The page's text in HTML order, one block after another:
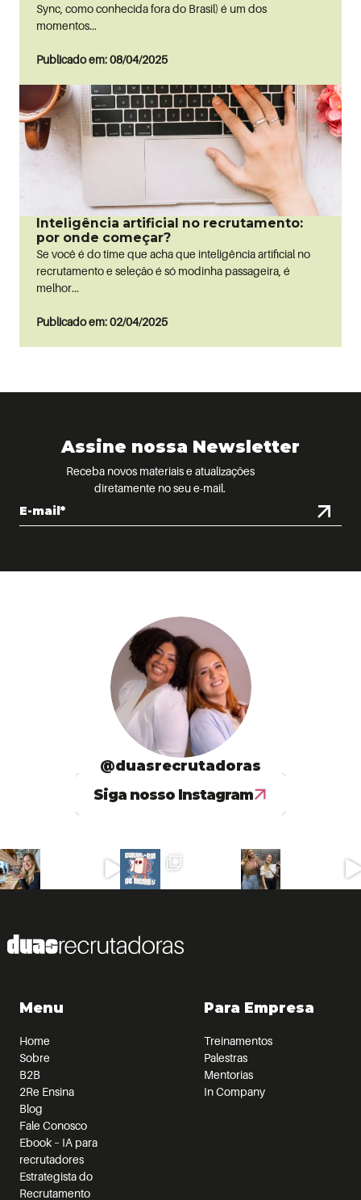
Sync, como conhecida fora do Brasil) é um dos
momentos...
Publicado em: 08/04/2025
Inteligência artificial no recrutamento:
por onde começar?
Se você é do time que acha que inteligência artificial no
recrutamento e seleção é só modinha passageira, é
melhor...
Publicado em: 02/04/2025
Assine nossa Newsletter
Receba novos materiais e atualizações
diretamente no seu e-mail.
@duasrecrutadoras
Siga nosso Instagram
Menu
Home
Sobre
B2B
2Re Ensina
Blog
Fale Conosco
Ebook – IA para
recrutadores
Estrategista do
Recrutamento
Para Empresa
Treinamentos
Palestras
Mentorias
In Company